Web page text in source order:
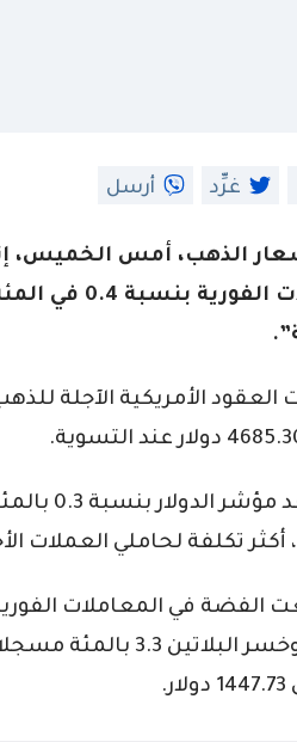
غرِّد أرسل
الذهب، أمس الخميس،
فيما
أكثر تكلفة لحاملي العملات